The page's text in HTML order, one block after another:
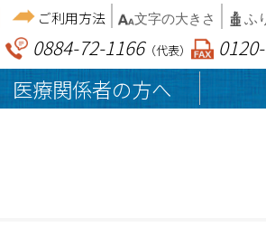
ご利用方法 文字の大きさ ふ
0884-72-1166（代表）
医療関係者の方へ